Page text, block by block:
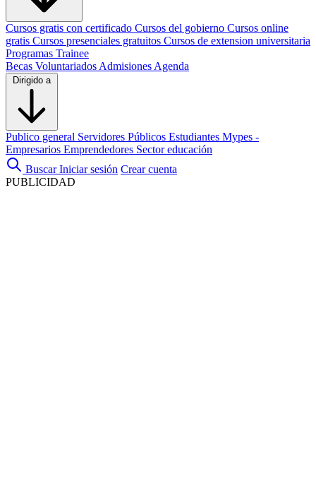
Cursos gratis con certificado Cursos del gobierno Cursos online
gratis Cursos presenciales gratuitos Cursos de extension universitaria
Programas Trainee
Becas Voluntariados Admisiones Agenda
Dirigido a
Publico general Servidores Públicos Estudiantes Mypes -
Empresarios Emprendedores Sector educación
Buscar Iniciar sesión Crear cuenta
PUBLICIDAD